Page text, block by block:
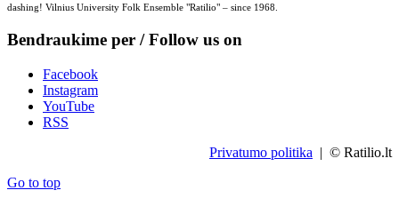
dashing! Vilnius University Folk Ensemble "Ratilio" – since 1968.
Bendraukime per / Follow us on
Facebook
Instagram
YouTube
RSS
Privatumo politika | © Ratilio.lt
Go to top